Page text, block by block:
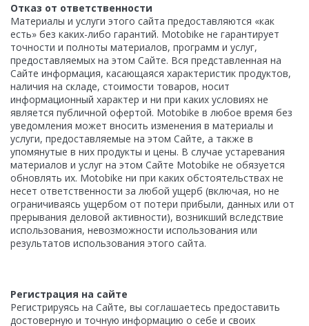
Oтказ от ответственности
Материалы и услуги этого сайта предоставляются «как
есть» без каких-либо гарантий. Motobike не гарантирует
точности и полноты материалов, программ и услуг,
предоставляемых на этом Сайте. Вся представленная на
Сайте информация, касающаяся характеристик продуктов,
наличия на складе, стоимости товаров, носит
информационный характер и ни при каких условиях не
является публичной офертой. Motobike в любое время без
уведомления может вносить изменения в материалы и
услуги, предоставляемые на этом Сайте, а также в
упомянутые в них продукты и цены. В случае устаревания
материалов и услуг на этом Сайте Motobike не обязуется
обновлять их. Motobike ни при каких обстоятельствах не
несет ответственности за любой ущерб (включая, но не
ограничиваясь ущербом от потери прибыли, данных или от
прерывания деловой активности), возникший вследствие
использования, невозможности использования или
результатов использования этого сайта.
Регистрация на сайте
Регистрируясь на Сайте, вы соглашаетесь предоставить
достоверную и точную информацию о себе и своих